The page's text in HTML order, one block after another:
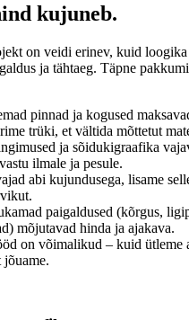
kujuneb.
on veidi erinev, kuid
ja tähtaeg. Täpne
pinnad ja kogused
trüki, et vältida mõttetut
ja sõidukigraafika
ilmale ja pesule.
abi kujundusega, lisame
paigaldused (kõrgus,
mõjutavad hinda ja ajakava.
on võimalikud – kuid ütleme
jõuame.